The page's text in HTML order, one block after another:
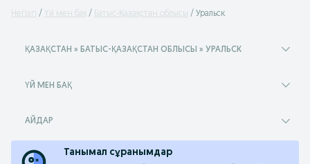
Негізгі Үй мен бақ Батыс-Қазақстан облысы Уральск
ҚАЗАҚСТАН » БАТЫС-ҚАЗАҚСТАН ОБЛЫСЫ » УРАЛЬСК
ҮЙ МЕН БАҚ
АЙДАР
Танымал сұранымдар